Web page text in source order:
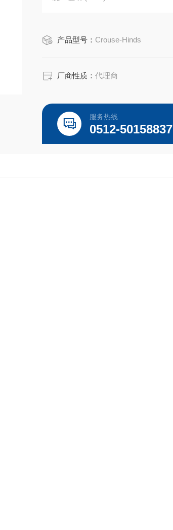
产品宽度:2.94 英寸
产品型号： Crouse-Hinds
厂商性质：代理商
服务热线
0512-50158837